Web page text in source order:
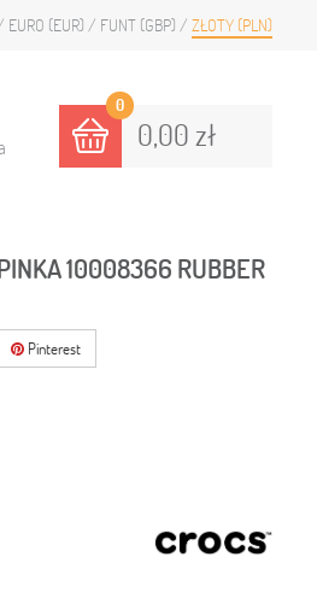
EURO (EUR) FUNT (GBP) ZŁOTY (PLN)
0
0,00 zł
10008366 RUBBER
Pinterest